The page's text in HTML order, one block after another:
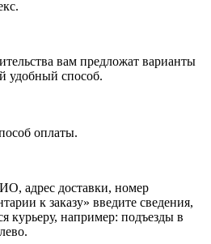
вам предложат варианты
удобный способ.
оплаты.
адрес доставки, номер
к заказу» введите сведения,
курьеру, например: подъезды в